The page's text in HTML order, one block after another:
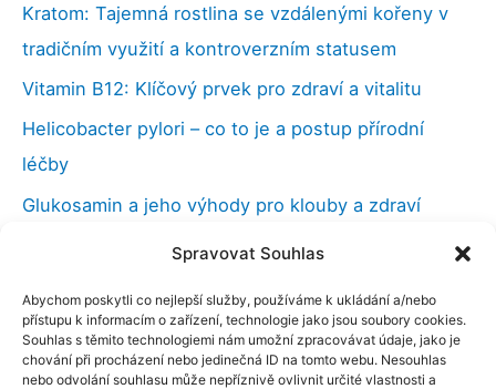
Spravovat Souhlas
Abychom poskytli co nejlepší služby, používáme k ukládání a/nebo
přístupu k informacím o zařízení, technologie jako jsou soubory cookies.
Souhlas s těmito technologiemi nám umožní zpracovávat údaje, jako je
chování při procházení nebo jedinečná ID na tomto webu. Nesouhlas
nebo odvolání souhlasu může nepříznivě ovlivnit určité vlastnosti a
Kratom: Tajemná rostlina se vzdálenými kořeny v
tradičním využití a kontroverzním statusem
Vitamin B12: Klíčový prvek pro zdraví a vitalitu
Helicobacter pylori – co to je a postup přírodní
léčby
Glukosamin a jeho výhody pro klouby a zdraví
Vilcacora (kočičí dráp), účinky a použití v medicíně
kloubů
Nootropika – chytré drogy a naše paměť